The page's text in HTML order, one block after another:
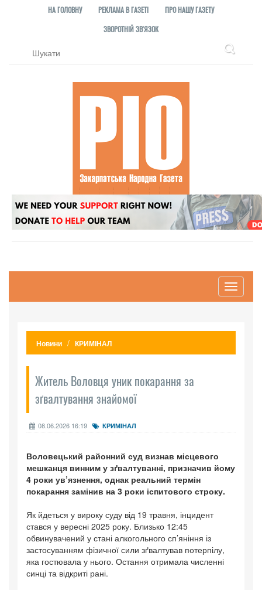
НА ГОЛОВНУ РЕКЛАМА В ГАЗЕТІ
ПРО НАШУ ГАЗЕТУ
ЗВОРОТНІЙ ЗВ'ЯЗОК
Toggle
Новини КРИМІНАЛ
Житель Воловця уник покарання за
зґвалтування знайомої
08.06.2026 16:19 КРИМІНАЛ
Воловецький районний суд визнав місцевого
мешканця винним у зґвалтуванні, призначив йому
4 роки ув’язнення, однак реальний термін
покарання замінив на 3 роки іспитового строку.
Як йдеться у вироку суду від 19 травня, інцидент
стався у вересні 2025 року. Близько 12:45
обвинувачений у стані алкогольного сп’яніння із
застосуванням фізичної сили зґвалтував потерпілу,
яка гостювала у нього. Остання отримала численні
синці та відкриті рані.